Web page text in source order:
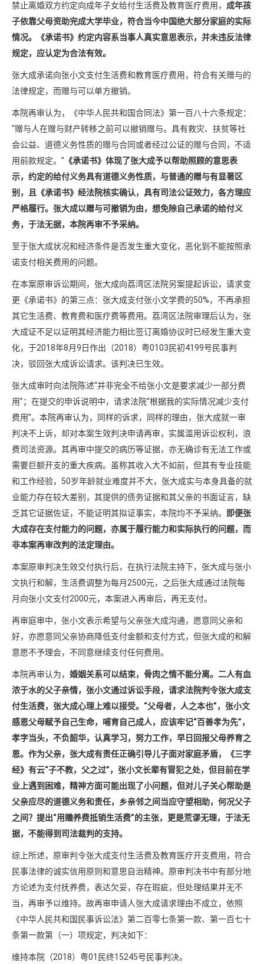
禁止离婚双方约定向成年子女给付生活费及教育医疗费用， 成年孩
子依靠父母资助完成大学毕业，符合当今中国绝大部分家庭的实际
情况。《承诺书》约定内容系当事人真实意思表示，并未违反法律
规定，应认定为合法有效。
张大成承诺向张小文支付生活费和教育医疗费用，符合有关赠与的
法律规定，而赠与可以单方撤销。
本院再审认为，《中华人民共和国合同法》第一百八十六条规定：
“赠与人在赠与财产转移之前可以撤销赠与。具有救灾、扶贫等社
会公益、道德义务性质的赠与合同或者经过公证的赠与合同，不适
用前款规定。” 《承诺书》体现了张大成予以帮助照顾的意思表
示，约定的给付义务具有道德义务性质，与普通的赠与有显著区
别，且《承诺书》经法院核实确认，具有司法公证效力，各方理应
严格履行。张大成以赠与可撤销为由，想免除自己承诺的给付义
务，于法无据，本院再审不予采纳。
至于张大成状况和经济条件是否发生重大变化，恶化到不能按照承
诺支付相关费用的问题。
在本案原审诉讼期间，张大成向荔湾区法院另案提起诉讼，请求变
更《承诺书》的第三点：张大成支付张小文学费的50%，不再承担
其它生活费、教育费和医疗费等费用。荔湾区法院审理后认为，张
大成证不足以证明其经济能力相比签订离婚协议时已经发生重大变
化，于2018年8月9日作出（2018）粤0103民初4199号民事判
决，驳回张大成诉讼请求。该判决已生效。
张大成审时向法院陈述“并非完全不给张小文是要求减少一部分费
用”；在提交的申诉说明中，请求法院“根据我的实际情况减少支付
费用”。本院再审认为，同样的诉求，同样的理由，张大成就一审
判决不上诉，却对本案生效判决申请再审，实属滥用诉讼权利，浪
费司法资源。其再审中提交的病历等证据，亦无确诊有无法工作或
需要巨额开支的重大疾病。虽称其收入大不如前，但其有专业技能
和工作经验，50岁年龄就业难度并不大，张大成实与本身具备的就
业能力存在较大差别，其提供的债务证据和其父亲的书面证言，缺
乏其它证据佐证，不能证明其拟证事实，本院均不予采纳。
即便张
大成存在支付能力的问题，亦属于履行能力和实际执行的问题，而
非本案再审改判的法定理由。
本案原审判决生效交付执行后，在执行法院主持下，张大成与张小
文执行和解，生活费调整为每月2500元，之后张大成通过法院每
月向张小文支付2000元，本案进入再审后，再无支付。
再审庭审中，张小文表示希望与父亲张大成沟通，愿意同父亲和
好，亦愿意同父亲协商降低支付金额和支付方式，但张大成的和解
意愿不予理会，不同意继续支付任何费用。
本院再审认为， 婚姻关系可以结束，骨肉之情不能分离。二人有血
浓于水的父子亲情，张小文通过诉讼手段，请求法院判令张大成支
付生活费，张大成心理上难以接受。“父母者，人之本也”，张小文
感恩父母赋予自己生命，哺育自己成人，应该牢记“百善孝为先”，
孝字当头，不负韶华，认真学习，努力工作，早日回报父母养育之
恩。作为父亲，张大成有责任正确引导儿子面对家庭矛盾，《三字
经》有云“子不教，父之过”，张小文长辈有冒犯之处，但目前在学
业上遇到困难，精神方面可能出现了小问题，但对儿子关心帮助是
父亲应尽的道德义务和责任，乡亲邻之间当应守望相助，何况父子
之间？ 提出“用赡养费抵销生活费”的主张，更是荒谬无理，于法无
据，不能得到司法裁判的支持。
综上所述，原审判令张大成支付生活费及教育医疗开支费用，符合
民事法律的诚实信用原则和意思自治精神。原审判决书中有部分地
方论述为支付抚养费，表达欠妥，存在瑕疵，但处理结果并无不
当，再审予以维持。故再审申请人张大成请求理由不成立，依照
《中华人民共和国民事诉讼法》第二百零七条第一款、第一百七十
条第一款第（一）项规定，判决如下：
维持本院（2018）粤01民终15245号民事判决。